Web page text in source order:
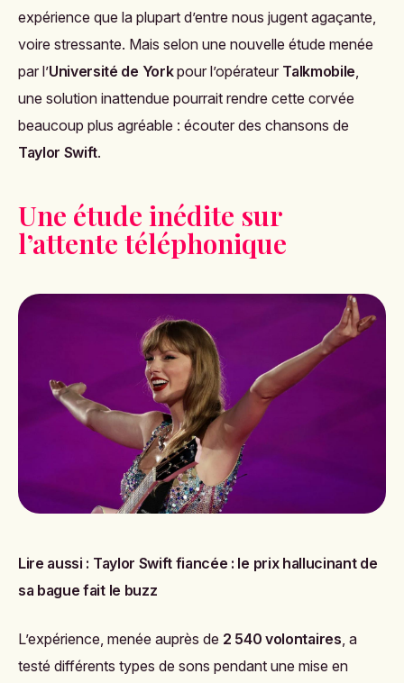
expérience que la plupart d’entre nous jugent agaçante,
voire stressante. Mais selon une nouvelle étude menée
par l’Université de Yorkpour l’opérateur Talkmobile,
une solution inattendue pourrait rendre cette corvée
beaucoup plus agréable : écouter des chansons de
Taylor Swift.
Une étude inédite sur
l’attente téléphonique
Lire aussi : Taylor Swift fiancée : le prix hallucinant de
sa bague fait le buzz
L’expérience, menée auprès de 2 540 volontaires, a
testé différents types de sons pendant une mise en